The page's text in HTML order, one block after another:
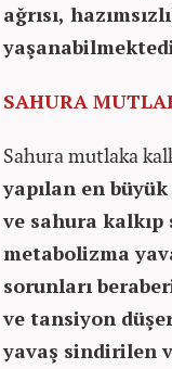
ağrısı,
SAHURA
Sahura mutlaka
yapılan en
ve sahura
metabolizma
sorunları
ve tansiyon
yavaş sindirilen